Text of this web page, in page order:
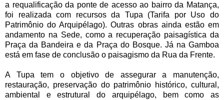
a requalificação da ponte de acesso ao bairro da Matança,
foi realizada com recursos da Tupa (Tarifa por Uso do
Patrimônio do Arquipélago). Outras obras ainda estão em
andamento na Sede, como a recuperação paisagística da
Praça da Bandeira e da Praça do Bosque. Já na Gamboa
está em fase de conclusão o paisagismo da Rua da Frente.
A Tupa tem o objetivo de assegurar a manutenção,
restauração, preservação do patrimônio histórico, cultural,
ambiental e estrutural do arquipélago, bem como as